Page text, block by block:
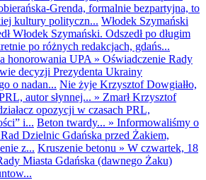
Grenda, formalnie bezpartyjna, to
kultury polityczn... Włodek Szymański
Włodek Szymański. Odszedł po długim
po różnych redakcjach, gdańs...
honorowania UPA » Oświadczenie Rady
decyzji Prezydenta Ukrainy
o nadan... Nie żyje Krzysztof Dowgiałło,
autor słynnej... » Zmarł Krzysztof
opozycji w czasach PRL,
i... Beton twardy... » Informowaliśmy o
Dzielnic Gdańska przed Żakiem,
z... Kruszenie betonu » W czwartek, 18
Miasta Gdańska (dawnego Żaku)